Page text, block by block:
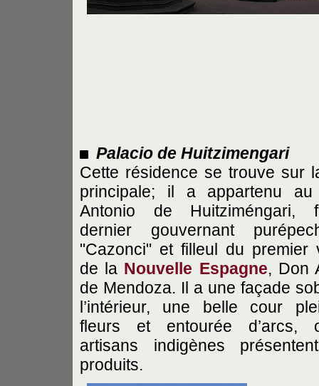
Palacio de Huitzimengari
Cette résidence se trouve sur
principale; il a appartenu au
Antonio de Huitziméngari,
dernier gouvernant
"Cazonci" et filleul du premier
de la Nouvelle Espagne, Don
de Mendoza. Il a une façade
l’intérieur, une belle cour
fleurs et entourée d’arcs,
artisans indigènes
produits.